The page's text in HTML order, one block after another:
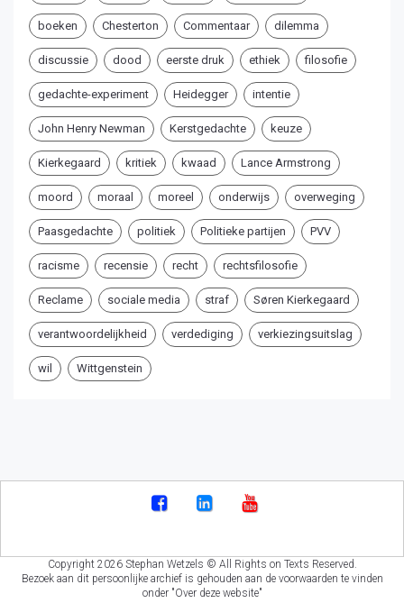
boeken Chesterton Commentaar dilemma
discussie dood eerste druk ethiek filosofie
gedachte-experiment Heidegger intentie
John Henry Newman Kerstgedachte keuze
Kierkegaard kritiek kwaad Lance Armstrong
moord moraal moreel onderwijs overweging
Paasgedachte politiek Politieke partijen PVV
racisme recensie recht rechtsfilosofie
Reclame sociale media straf Søren Kierkegaard
verantwoordelijkheid verdediging verkiezingsuitslag
wil Wittgenstein
Copyright 2026 Stephan Wetzels © All Rights on Texts Reserved.
Bezoek aan dit persoonlijke archief is gehouden aan de voorwaarden te vinden
onder "Over deze website"